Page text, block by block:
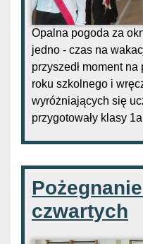
Opalna pogoda za
jedno - czas na
przyszedł moment
roku szkolnego i
wyróżniających się
przygotowały klasy
czwartych